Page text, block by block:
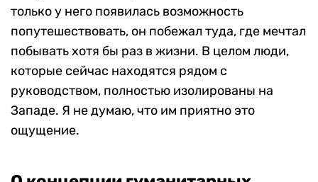
только у него появилась возможность
попутешествовать, он побежал туда, где мечтал
побывать хотя бы раз в жизни. В целом люди,
которые сейчас находятся рядом с
руководством, полностью изолированы на
Западе. Я не думаю, что им приятно это
ощущение.